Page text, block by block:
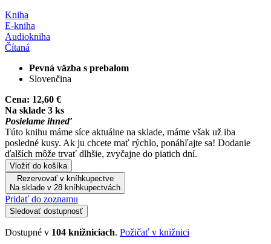
Kniha
E-kniha
Audiokniha
Čítaná
Pevná väzba s prebalom
Slovenčina
Cena: 12,60 €
Na sklade 3 ks
Posielame ihneď
Túto knihu máme síce aktuálne na sklade, máme však už iba
posledné kusy. Ak ju chcete mať rýchlo, ponáhľajte sa! Dodanie
ďalších môže trvať dlhšie, zvyčajne do piatich dní.
Vložiť do košíka
Rezervovať v kníhkupectve
Na sklade v 28 kníhkupectvách
Pridať do zoznamu
Sledovať dostupnosť
Dostupné v 104 knižniciach. Požičať v knižnici